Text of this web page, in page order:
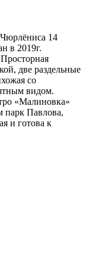
Чюрлёниса 14
в 2019г.
две раздельные
со
видом.
«Малиновка»
Павлова,
и готова к